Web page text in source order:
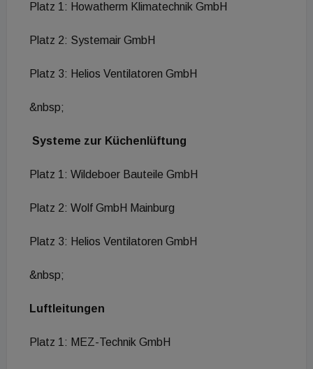
Platz 1: Howatherm Klimatechnik GmbH
Platz 2: Systemair GmbH
Platz 3: Helios Ventilatoren GmbH
&nbsp;
Systeme zur Küchenlüftung
Platz 1: Wildeboer Bauteile GmbH
Platz 2: Wolf GmbH Mainburg
Platz 3: Helios Ventilatoren GmbH
&nbsp;
Luftleitungen
Platz 1: MEZ-Technik GmbH